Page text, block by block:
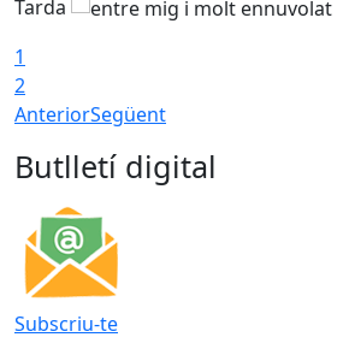
Tarda
1
2
AnteriorSegüent
Butlletí digital
Subscriu-te